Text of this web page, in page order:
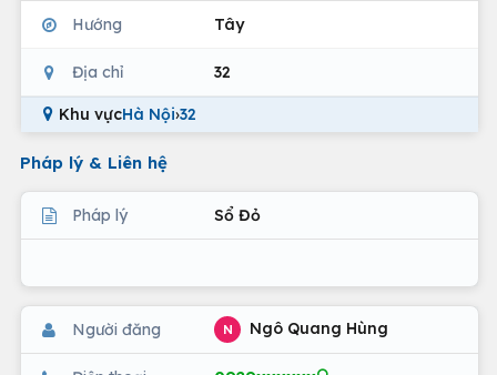
Hướng Tây
Địa chỉ 32
Khu vựcHà Nội›32
Pháp lý & Liên hệ
Pháp lý Sổ Đỏ
Người đăng N Ngô Quang Hùng